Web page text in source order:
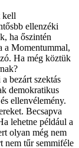
kell
ellenzéki
ha őszintén
a Momentummal,
Ha még köztük
bezárt szektás
demokratikus
ellenvélemény.
Becsapva
lehetne például a
olyan még nem
nem tűr semmiféle